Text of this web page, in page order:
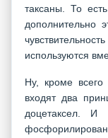
таксаны. То
дополнительно
используются
Ну, кроме
входят два
доцетаксел. И